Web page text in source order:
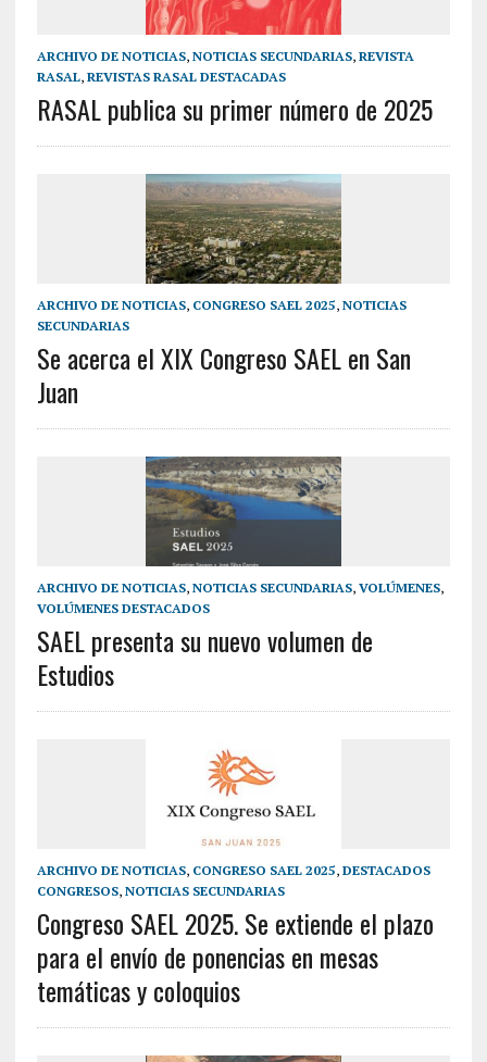
ARCHIVO DE NOTICIAS, NOTICIAS SECUNDARIAS, REVISTA
RASAL, REVISTAS RASAL DESTACADAS
RASAL publica su primer número de 2025
ARCHIVO DE NOTICIAS, CONGRESO SAEL 2025, NOTICIAS
SECUNDARIAS
Se acerca el XIX Congreso SAEL en San
Juan
ARCHIVO DE NOTICIAS, NOTICIAS SECUNDARIAS, VOLÚMENES,
VOLÚMENES DESTACADOS
SAEL presenta su nuevo volumen de
Estudios
ARCHIVO DE NOTICIAS, CONGRESO SAEL 2025, DESTACADOS
CONGRESOS, NOTICIAS SECUNDARIAS
Congreso SAEL 2025. Se extiende el plazo
para el envío de ponencias en mesas
temáticas y coloquios